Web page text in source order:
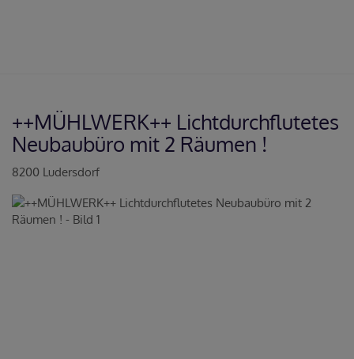
++MÜHLWERK++ Lichtdurchflutetes
Neubaubüro mit 2 Räumen !
8200 Ludersdorf